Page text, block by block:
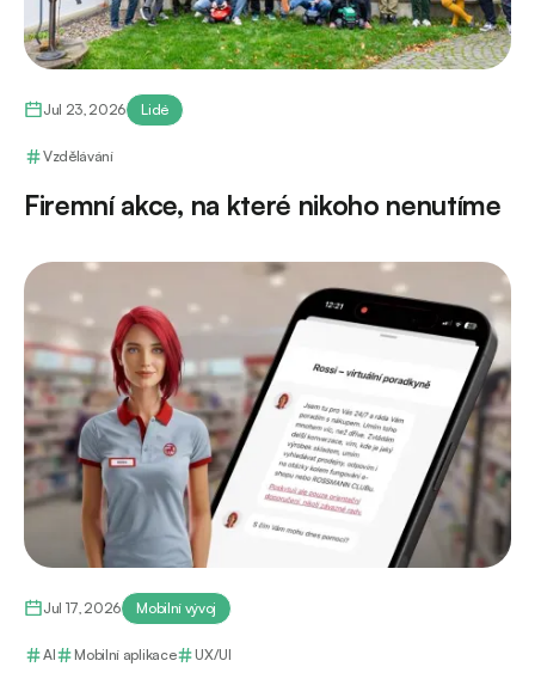
Jul 23, 2026 Lidé
Vzdělávání
Firemní akce, na které nikoho nenutíme
Jul 17, 2026 Mobilní vývoj
AI Mobilní aplikace UX/UI